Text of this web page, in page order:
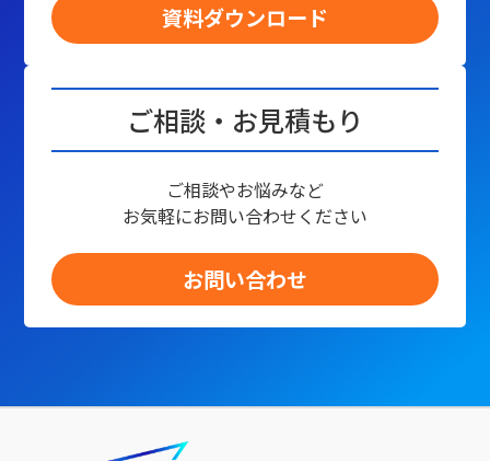
資料ダウンロード
ご相談・お見積もり
ご相談やお悩みなど
お気軽にお問い合わせください
お問い合わせ